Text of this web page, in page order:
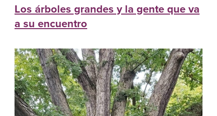
Los árboles grandes y la gente que va
a su encuentro